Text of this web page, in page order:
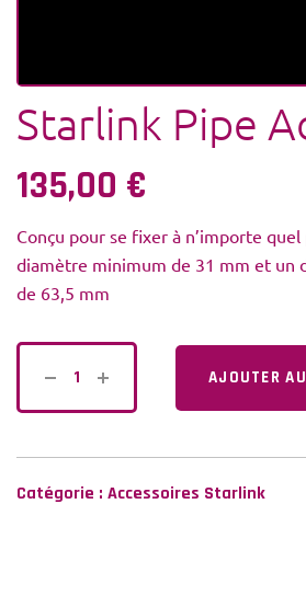
Starlink Pipe
135,00 €
Conçu pour se fixer à n’importe
diamètre minimum de 31 mm et un
de 63,5 mm
AJOUTER
Catégorie : Accessoires Starlink